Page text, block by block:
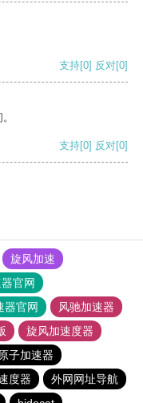
支持[0] 反对[0]
支持[0] 反对[0]
旋风加速
官网
器官网
风驰加速器
旋风加速度器
子加速器
度器
外网网址导航